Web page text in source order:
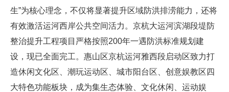
生”为核心理念，不仅将显著提升区域防洪排涝能力，还将
有效激活运河西岸公共空间活力。京杭大运河滨湖段堤防
整治提升工程项目严格按照200年一遇防洪标准规划建
设，现已全面完工。惠山区京杭运河雅西段启动区致力打
造休闲文化区、潮玩运动区、城市阳台区、创意娱教区四
大特色功能板块，成为集生态体验、文化休闲、运动娱